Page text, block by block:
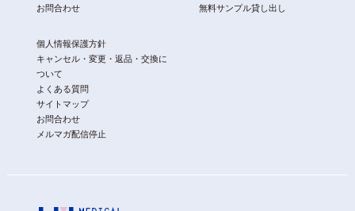
お問合わせ
無料サンプル貸し出し
個人情報保護方針
キャンセル・変更・返品・交換に
ついて
よくある質問
サイトマップ
お問合わせ
メルマガ配信停止